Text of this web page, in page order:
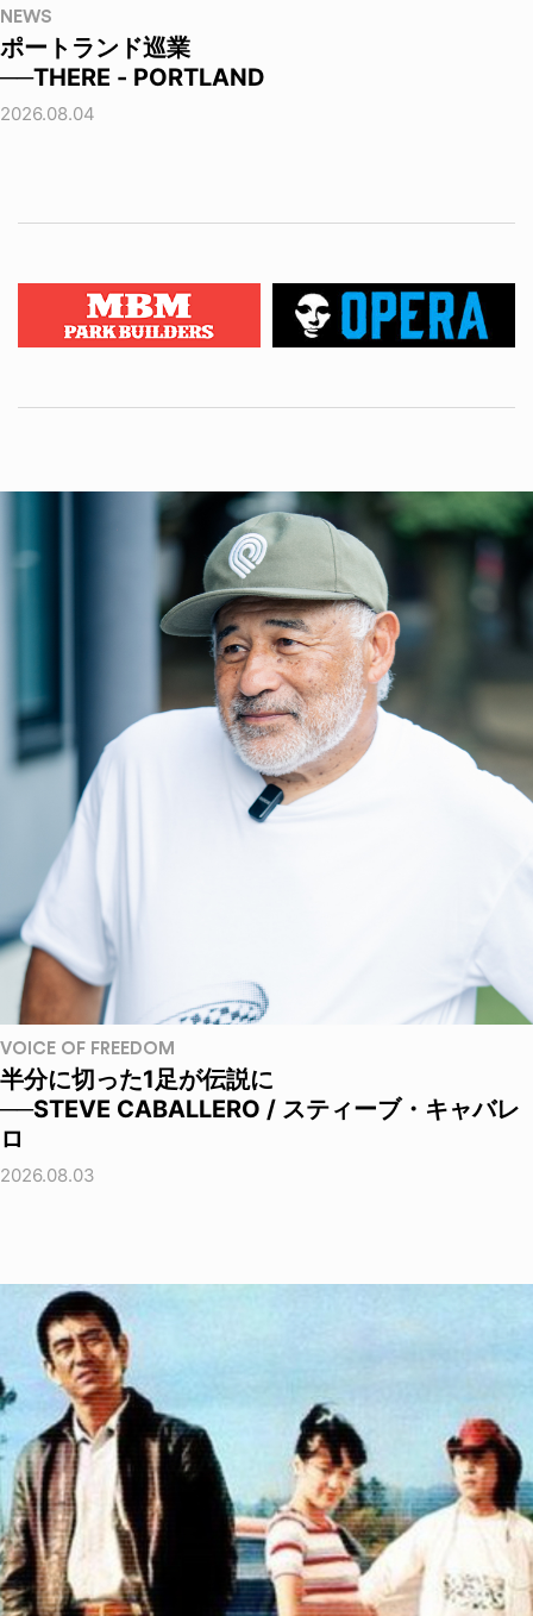
NEWS
ポートランド巡業
──THERE - PORTLAND
2026.08.04
VOICE OF FREEDOM
半分に切った1足が伝説に
──STEVE CABALLERO / スティーブ・キャバレ
ロ
2026.08.03